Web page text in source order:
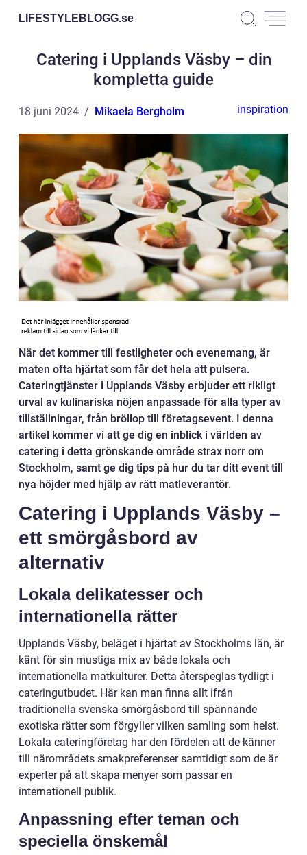
LIFESTYLEBLOGG.se
Catering i Upplands Väsby – din
kompletta guide
18 juni 2024 Mikaela Bergholm inspiration
När det kommer till festligheter och evenemang, är
maten ofta hjärtat som får det hela att pulsera.
Cateringtjänster i Upplands Väsby erbjuder ett rikligt
urval av kulinariska nöjen anpassade för alla typer av
tillställningar, från bröllop till företagsevent. I denna
artikel kommer vi att ge dig en inblick i världen av
catering i detta grönskande område strax norr om
Stockholm, samt ge dig tips på hur du tar ditt event till
nya höjder med hjälp av rätt matleverantör.
Catering i Upplands Väsby –
ett smörgåsbord av
alternativ
Lokala delikatesser och
internationella rätter
Upplands Väsby, beläget i hjärtat av Stockholms län, är
känt för sin mustiga mix av både lokala och
internationella matkulturer. Detta återspeglas tydligt i
cateringutbudet. Här kan man finna allt ifrån
traditionella svenska smörgåsbord till spännande
exotiska rätter som förgyller vilken samling som helst.
Lokala cateringföretag har den fördelen att de känner
till närområdets smakpreferenser samtidigt som de är
experter på att skapa menyer som passar en
internationell publik.
Anpassning efter teman och
speciella önskemål